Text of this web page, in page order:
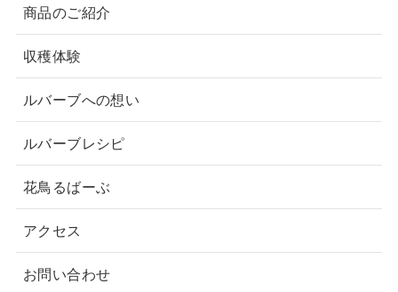
商品のご紹介
収穫体験
ルバーブへの想い
ルバーブレシピ
花鳥るばーぶ
アクセス
お問い合わせ